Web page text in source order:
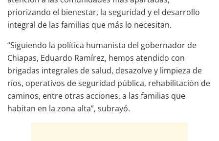
priorizando el bienestar, la seguridad y el desarrollo
integral de las familias que más lo necesitan.
“Siguiendo la política humanista del gobernador de
Chiapas, Eduardo Ramírez, hemos atendido con
brigadas integrales de salud, desazolve y limpieza de
ríos, operativos de seguridad pública, rehabilitación de
caminos, entre otras acciones, a las familias que
habitan en la zona alta”, subrayó.